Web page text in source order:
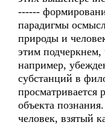
------
парадигмы
природы и
этим
например,
субстанций в
просматривается
объекта
человек, взятый